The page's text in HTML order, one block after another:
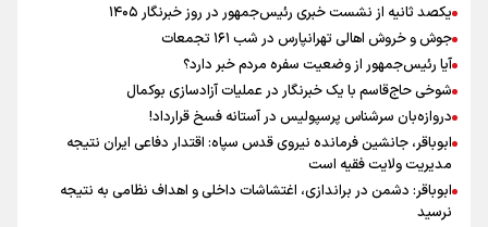
یکصد ثانیه از نشست خبری رئیس‌جمهور در روز خبرنگار ۱۴۰۵
جوش و خروش اهالی تهرانپارس در شب ۱۶۱ تجمعات
آیا رئیس‌جمهور از وضعیت سفره مردم خبر دارد؟
شوخی حاج‌قاسم با یک خبرنگار در عملیات آزادسازی بوکمال
دروازه‌بان سرشناس پرسپولیس در آستانه فسخ قرارداد!
ابوباقر، جانشین فرمانده نیروی قدس سپاه: اقتدار دفاعی ایران نتیجه
مدیریت ولایت فقیه است
ابوباقر: دشمن در براندازی، اغتشاشات داخلی و اهداف نظامی به نتیجه
نرسید